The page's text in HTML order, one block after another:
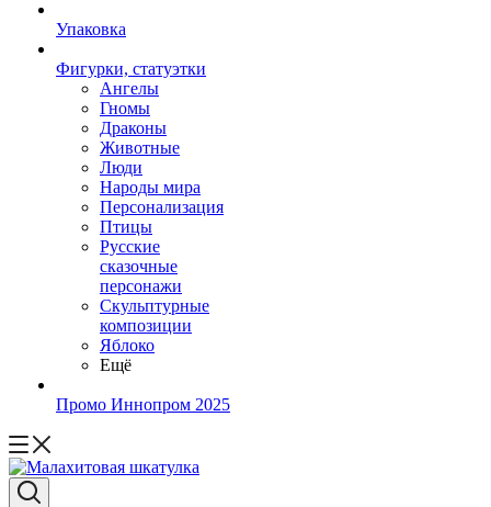
Упаковка
Фигурки, статуэтки
Ангелы
Гномы
Драконы
Животные
Люди
Народы мира
Персонализация
Птицы
Русские
сказочные
персонажи
Скульптурные
композиции
Яблоко
Ещё
Промо Иннопром 2025